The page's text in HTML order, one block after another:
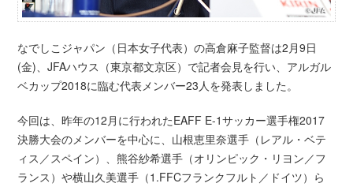
なでしこジャパン（日本女子代表）の高倉麻子監督は2月9日
(金)、JFAハウス（東京都文京区）で記者会見を行い、アルガル
ベカップ2018に臨む代表メンバー23人を発表しました。
今回は、昨年の12月に行われたEAFF E-1サッカー選手権2017
決勝大会のメンバーを中心に、山根恵里奈選手（レアル・ベテ
ィス／スペイン）、熊谷紗希選手（オリンピック・リヨン／フ
ランス）や横山久美選手（1.FFCフランクフルト／ドイツ）ら